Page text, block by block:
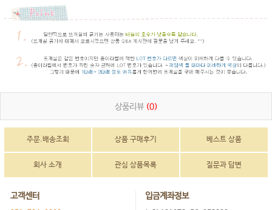
상품리뷰 (0)
주문.배송조회 상품 구매후기 베스트 상품
회사 소개 관심 상품목록 질문과 답변
고객센터 입금계좌정보